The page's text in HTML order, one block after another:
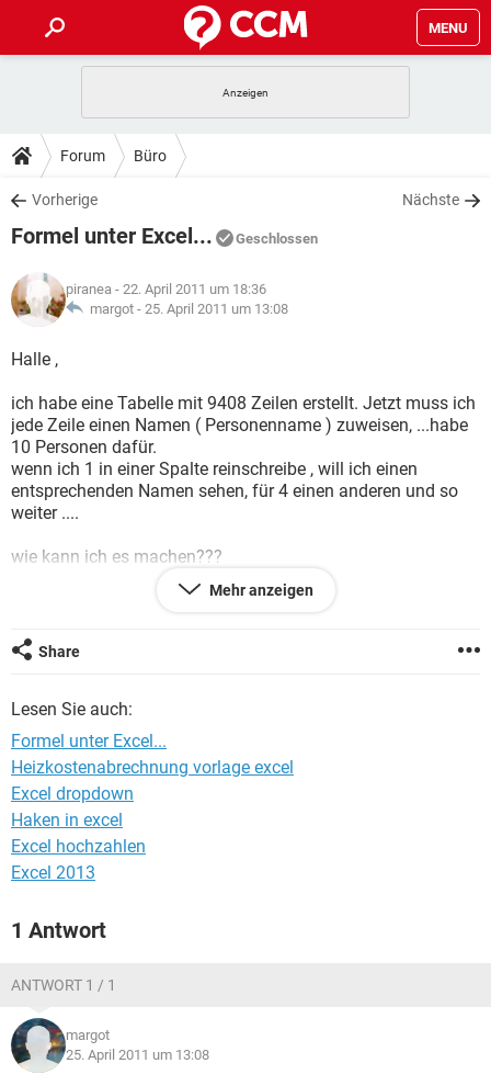
MENU
ANDROID
WINDOWS 10
WHATSAPP TIKTOK
FACEBOOK
TIPPS & TRICKS
SPIELE
WHATSAPP TIKTOK
DOWNLOADS
SPIELE STREAMING
ANDROID
WINDOWS 10 INSTAGRAM
WHATSAPP
SPIELE STREAMING
WINDOWS 10
WHATSAPP TIKTOK
FACEBOOK
LEXIKON
SPIELE
WINDOWS 10 INSTAGRAM
WHATSAPP TIKTOK
FACEBOOK HARDWARE
Forum Büro
Vorherige Nächste
Formel unter Excel... Geschlossen
piranea - 22. April 2011 um 18:36
margot - 25. April 2011 um 13:08
Halle ,
ich habe eine Tabelle mit 9408 Zeilen erstellt. Jetzt muss ich
jede Zeile einen Namen ( Personenname ) zuweisen, ...habe
10 Personen dafür.
wenn ich 1 in einer Spalte reinschreibe , will ich einen
entsprechenden Namen sehen, für 4 einen anderen und so
weiter ....
wie kann ich es machen???
falls ihr fragen habt, bitte schoen
Mehr anzeigen
Share
Lesen Sie auch:
Formel unter Excel...
Heizkostenabrechnung vorlage excel
Excel dropdown
Haken in excel
Excel hochzahlen
Excel 2013
1 Antwort
ANTWORT 1 / 1
margot
25. April 2011 um 13:08